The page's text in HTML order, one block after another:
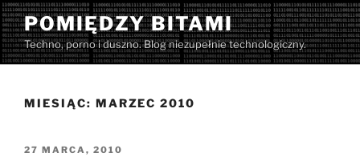
Przejdź
do
treści
POMIĘDZY BITAMI
Techno, porno i duszno. Blog niezupełnie technologiczny.
MIESIĄC: MARZEC 2010
OPUBLIKOWANE
27 MARCA, 2010